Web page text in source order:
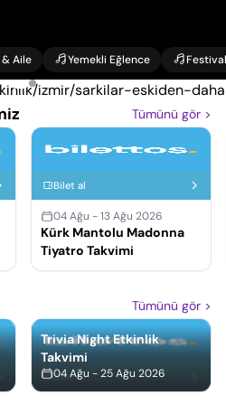
Aile Yemekli Eğlence Festival
Tümünü gör >
Bilet al
04 Ağu - 13 Ağu 2026
Kürk Mantolu Madonna
Tiyatro Takvimi
Tümünü gör >
Bilet al
04 Ağu - 25 Ağu 2026
Trivia Night Etkinlik
Takvimi